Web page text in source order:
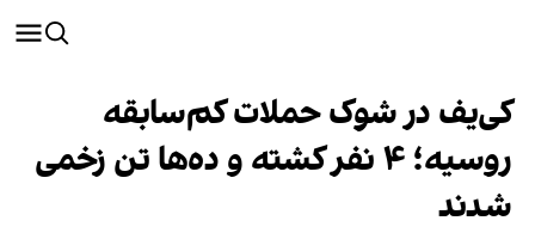
کی‌یف در شوک حملات کم‌سابقه
روسیه؛ ۴ نفر کشته و ده‌ها تن زخمی
شدند